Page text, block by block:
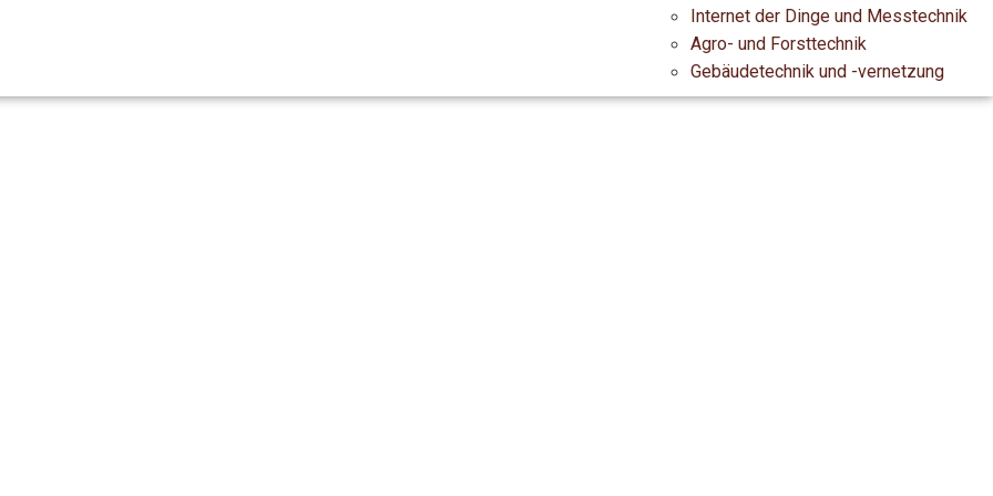
Internet der Dinge und Messtechnik
Agro- und Forsttechnik
Gebäudetechnik und -vernetzung